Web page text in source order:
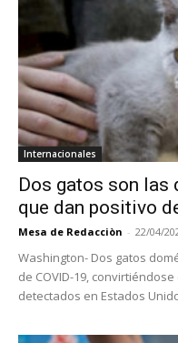
Internacionales
Dos gatos son las
que dan positivo
Mesa de Redacciòn - 22/04/
Washington- Dos gatos
de COVID-19,
detectados en Estados